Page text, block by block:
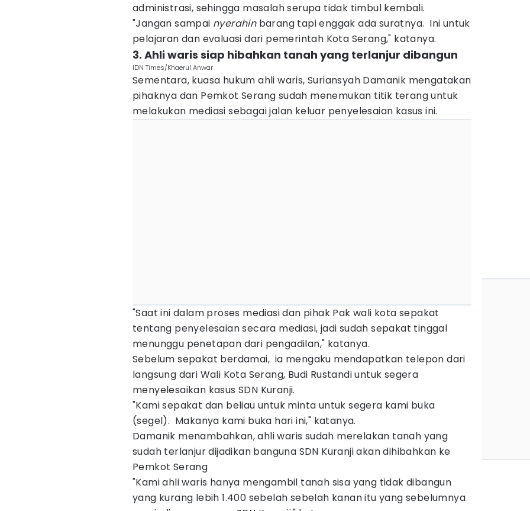
administrasi, sehingga masalah serupa tidak timbul kembali.
"Jangan sampai nyerahinbarang tapi enggak ada suratnya. Ini untuk
pelajaran dan evaluasi dari pemerintah Kota Serang," katanya.
3. Ahli waris siap hibahkan tanah yang terlanjur dibangun
IDN Times/Khaerul Anwar
Sementara, kuasa hukum ahli waris, Suriansyah Damanik mengatakan
pihaknya dan Pemkot Serang sudah menemukan titik terang untuk
melakukan mediasi sebagai jalan keluar penyelesaian kasus ini.
"Saat ini dalam proses mediasi dan pihak Pak wali kota sepakat
tentang penyelesaian secara mediasi, jadi sudah sepakat tinggal
menunggu penetapan dari pengadilan," katanya.
Sebelum sepakat berdamai, ia mengaku mendapatkan telepon dari
langsung dari Wali Kota Serang, Budi Rustandi untuk segera
menyelesaikan kasus SDN Kuranji.
"Kami sepakat dan beliau untuk minta untuk segera kami buka
(segel). Makanya kami buka hari ini," katanya.
Damanik menambahkan, ahli waris sudah merelakan tanah yang
sudah terlanjur dijadikan banguna SDN Kuranji akan dihibahkan ke
Pemkot Serang
"Kami ahli waris hanya mengambil tanah sisa yang tidak dibangun
yang kurang lebih 1.400 sebelah sebelah kanan itu yang sebelumnya